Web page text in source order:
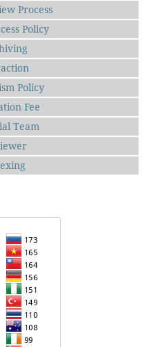
Process
Policy
Policy
Fee
Team